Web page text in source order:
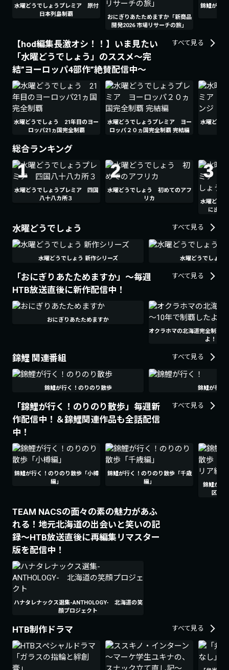
水曜どうでしょうプレミア 原付
日本列島制覇
おにぎりあたためますか「新商品
開発2026 市場リサーチの旅」
錦鯉が行
【hod編集長激オシ！！】いま見たい
「水曜どうでしょう」のススメ～完
結”ヨーロッパ4部作”絶賛配信中～
すべて見る
水曜どうでしょう 21年目のヨー
ロッパ21ヵ国完全制覇
水曜どうでしょうプレミア ヨー
ロッパ２０ヵ国完全制覇 完結編
水曜どう
総合ランキング
1
水曜どうでしょうプレミア 四国
八十八カ所３
2
水曜どうでしょう 初めてのアフ
リカ
3
水曜どう
に出る
水曜どうでしょう すべて見る
水曜どうでしょう 新作シリーズ 水曜どうでしょう
「おにぎりあたためますか」～毎週
HTB放送直後に新作配信中！
すべて見る
おにぎりあたためますか
オクラホマの北海道完全制覇
よ！SP
錦鯉 関連番組 すべて見る
錦鯉が行く！のりのり散歩 錦鯉が行く
「錦鯉が行く！のりのり散歩」毎週新
作配信中！＆錦鯉関連作品も全話配信
中！
すべて見る
錦鯉が行く！のりのり散歩「小樽
編」
錦鯉が行く！のりのり散歩「千歳
編」
錦鯉が行
区・
TEAM NACSの面々の素の魅力があふ
れる！地元北海道の出会いと笑いの記
録～HTB放送直後に再編集リマスター
版を配信中！
ハナタレナックス選集-ANTHOLOGY- 北海道の笑
顔プロジェクト
HTB制作ドラマ すべて見る